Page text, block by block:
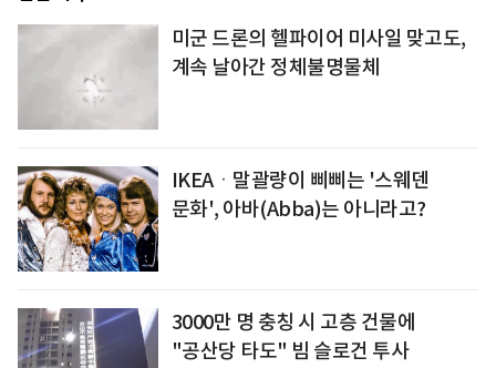
미군 드론의 헬파이어 미사일 맞고도,
계속 날아간 정체불명물체
IKEAㆍ말괄량이 삐삐는 '스웨덴
문화', 아바(Abba)는 아니라고?
3000만 명 충칭 시 고층 건물에
"공산당 타도" 빔 슬로건 투사